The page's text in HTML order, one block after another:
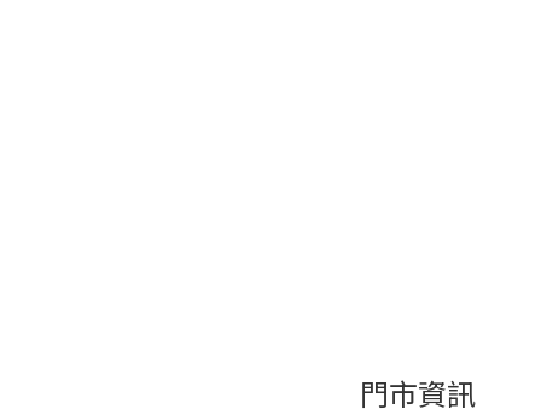
門市資訊